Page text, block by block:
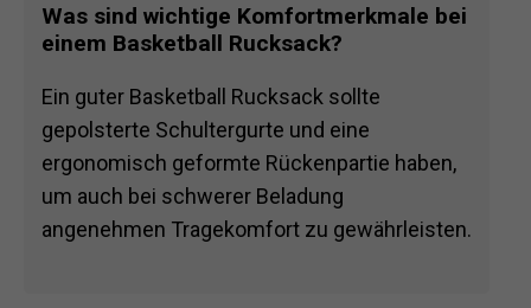
Was sind wichtige Komfortmerkmale bei
einem Basketball Rucksack?
Ein guter Basketball Rucksack sollte
gepolsterte Schultergurte und eine
ergonomisch geformte Rückenpartie haben,
um auch bei schwerer Beladung
angenehmen Tragekomfort zu gewährleisten.